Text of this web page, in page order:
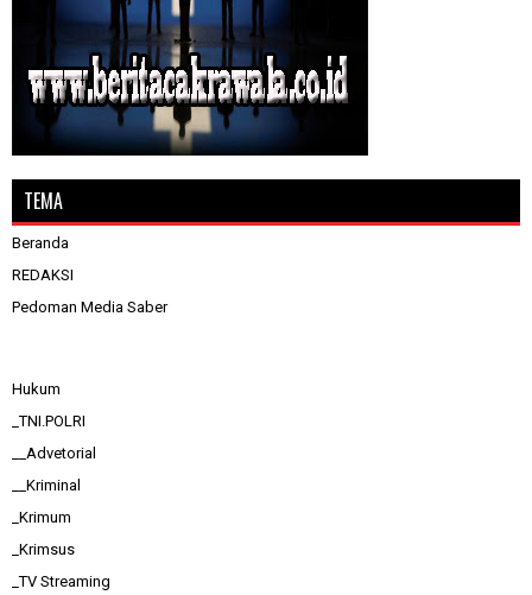
TEMA
Beranda
REDAKSI
Pedoman Media Saber
Hukum
_TNI.POLRI
__Advetorial
__Kriminal
_Krimum
_Krimsus
_TV Streaming